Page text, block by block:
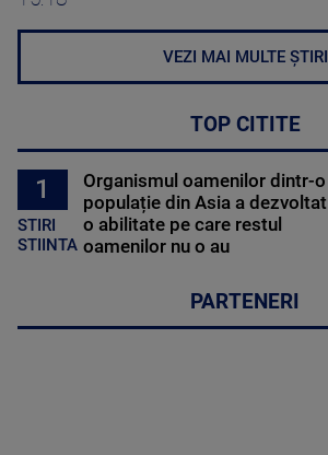
VEZI MAI MULTE ȘTIRI
TOP CITITE
1
STIRI
STIINTA
Organismul oamenilor dintr-o
populație din Asia a dezvoltat
o abilitate pe care restul
oamenilor nu o au
PARTENERI